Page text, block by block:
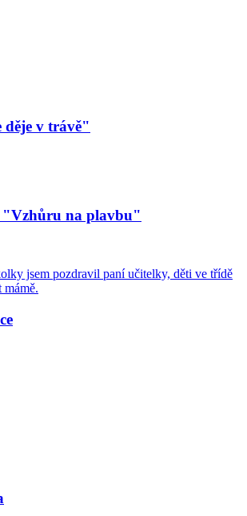
děje v trávě"
"Vzhůru na plavbu"